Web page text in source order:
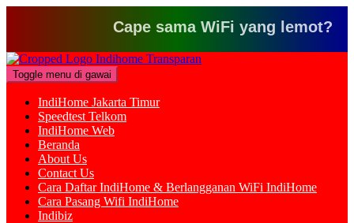
Cape sama WiFi yang lemot? Klik
Loncat
ke
konten
Toggle menu di gawai
IndiHome Jakarta Timur
Speedtest Telkom
IndiHome Web
Beranda
About Us
Contact Us
Cara Daftar IndiHome & Berlangganan WiFi IndiHome
Cara Pasang Wifi IndiHome
Indibiz